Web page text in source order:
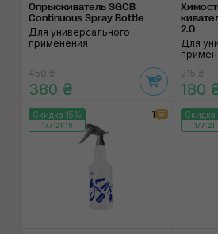
Опрыскиватель SGCB
Continuous Spray Bottle
Для универсального
применения
450 ₴
380 ₴
2.0
Для
215 ₴
180
Скидка 15%
177:21:18
1 Скидка